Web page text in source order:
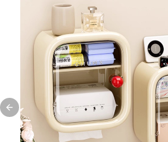
Previous slide